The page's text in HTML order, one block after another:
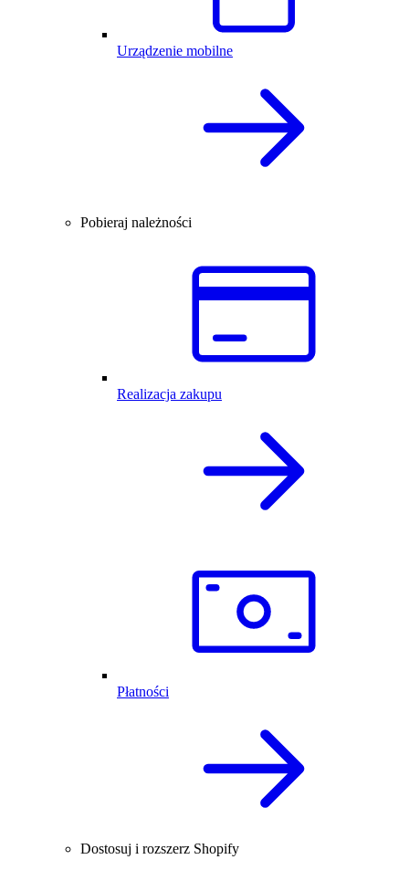
Urządzenie mobilne
Pobieraj należności
Realizacja zakupu
Płatności
Dostosuj i rozszerz Shopify